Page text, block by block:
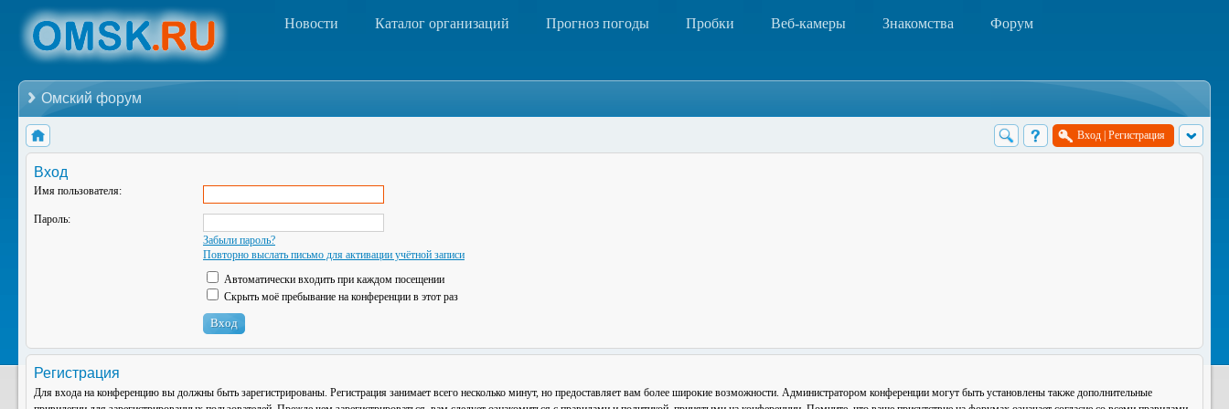
Новости Каталог организаций Прогноз погоды Пробки Веб-камеры Знакомства Форум
Омский форум
Вход Регистрация
Вход
Имя пользователя:
Пароль:
Забыли пароль?
Повторно выслать письмо для активации учётной записи
Автоматически входить при каждом посещении
Скрыть моё пребывание на конференции в этот раз
Регистрация
Для входа на конференцию вы должны быть зарегистрированы. Регистрация занимает всего несколько минут, но предоставляет вам более широкие возможности. Администратором конференции могут быть установлены также дополнительные